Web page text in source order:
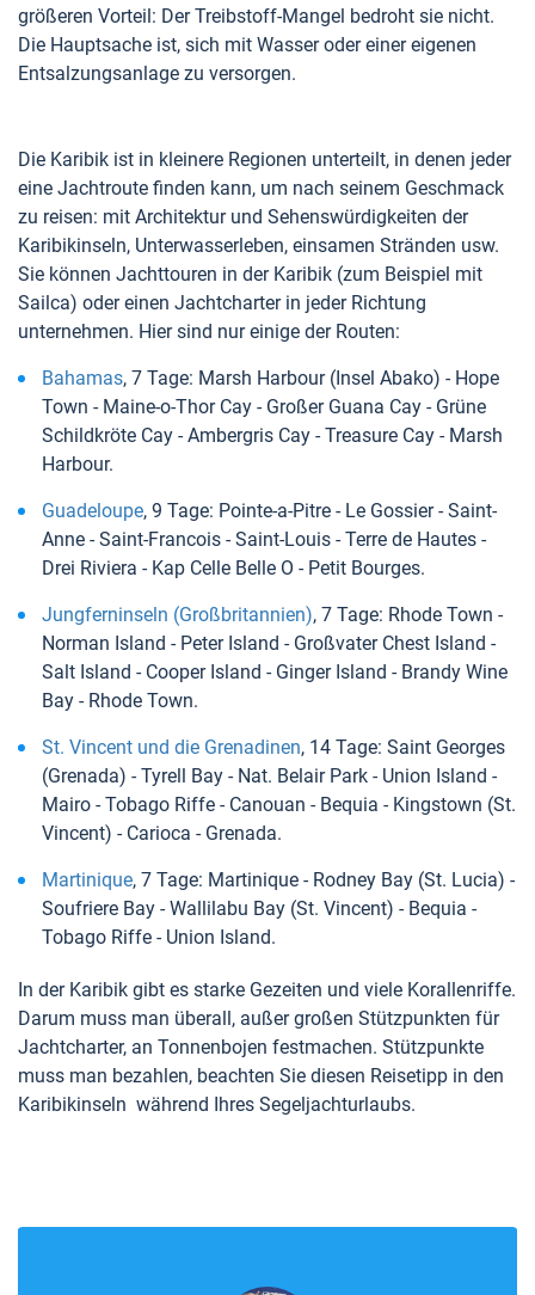
größeren Vorteil: Der Treibstoff-Mangel bedroht sie nicht.
Die Hauptsache ist, sich mit Wasser oder einer eigenen
Entsalzungsanlage zu versorgen.
Die Karibik ist in kleinere Regionen unterteilt, in denen jeder
eine Jachtroute finden kann, um nach seinem Geschmack
zu reisen: mit Architektur und Sehenswürdigkeiten der
Karibikinseln, Unterwasserleben, einsamen Stränden usw.
Sie können Jachttouren in der Karibik (zum Beispiel mit
Sailca) oder einen Jachtcharter in jeder Richtung
unternehmen. Hier sind nur einige der Routen:
Bahamas, 7 Tage: Marsh Harbour (Insel Abako) - Hope
Town - Maine-o-Thor Cay - Großer Guana Cay - Grüne
Schildkröte Cay - Ambergris Cay - Treasure Cay - Marsh
Harbour.
Guadeloupe, 9 Tage: Pointe-a-Pitre - Le Gossier - Saint-
Anne - Saint-Francois - Saint-Louis - Terre de Hautes -
Drei Riviera - Kap Celle Belle O - Petit Bourges.
Jungferninseln (Großbritannien), 7 Tage: Rhode Town -
Norman Island - Peter Island - Großvater Chest Island -
Salt Island - Cooper Island - Ginger Island - Brandy Wine
Bay - Rhode Town.
St. Vincent und die Grenadinen, 14 Tage: Saint Georges
(Grenada) - Tyrell Bay - Nat. Belair Park - Union Island -
Mairo - Tobago Riffe - Canouan - Bequia - Kingstown (St.
Vincent) - Carioca - Grenada.
Martinique, 7 Tage: Martinique - Rodney Bay (St. Lucia) -
Soufriere Bay - Wallilabu Bay (St. Vincent) - Bequia -
Tobago Riffe - Union Island.
In der Karibik gibt es starke Gezeiten und viele Korallenriffe.
Darum muss man überall, außer großen Stützpunkten für
Jachtcharter, an Tonnenbojen festmachen. Stützpunkte
muss man bezahlen, beachten Sie diesen Reisetipp in den
Karibikinseln während Ihres Segeljachturlaubs.